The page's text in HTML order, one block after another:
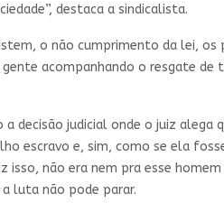
destaca a sindicalista.
o não cumprimento da lei,
acompanhando o resgate
decisão judicial onde o juiz
escravo e, sim, como se ela
não era nem pra esse
luta não pode parar.